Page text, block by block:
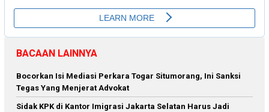
BACAAN LAINNYA
Bocorkan Isi Mediasi Perkara Togar Situmorang, Ini Sanksi
Tegas Yang Menjerat Advokat
Sidak KPK di Kantor Imigrasi Jakarta Selatan Harus Jadi